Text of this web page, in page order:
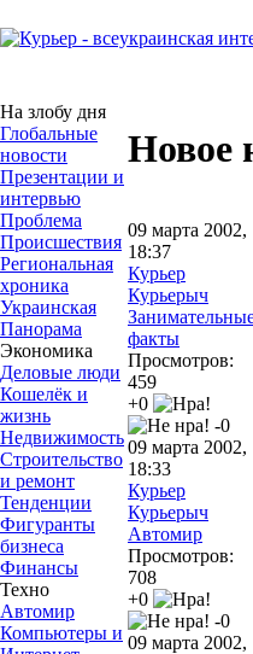
На злобу дня
Глобальные
новости
Презентации и
интервью
Проблема
Происшествия
Региональная
хроника
Украинская
Панорама
Экономика
Деловые люди
Кошелёк и
жизнь
Недвижимость
Строительство
и ремонт
Тенденции
Фигуранты
бизнеса
Финансы
Техно
Автомир
Компьютеры и
Новое
09 марта 2002,
18:37
Курьер
Курьерыч
факты
Просмотров:
459
+0
-0
09 марта 2002,
18:33
Курьер
Курьерыч
Автомир
Просмотров:
708
+0
-0
09 марта 2002,